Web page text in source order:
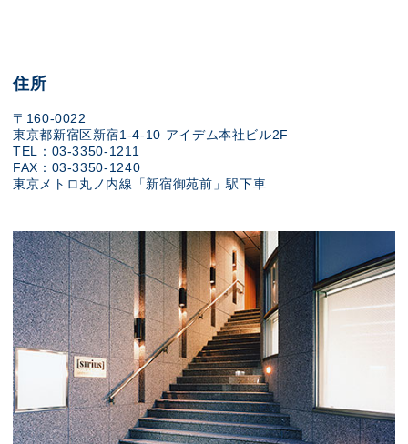
住所
〒160-0022
東京都新宿区新宿1-4-10 アイデム本社ビル2F
TEL：03-3350-1211
FAX：03-3350-1240
東京メトロ丸ノ内線「新宿御苑前」駅下車